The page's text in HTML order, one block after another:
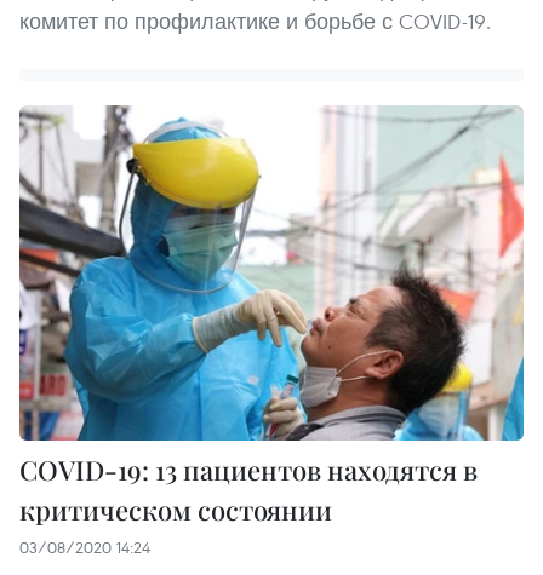
комитет по профилактике и борьбе с COVID-19.
COVID-19: 13 пациентов находятся в
критическом состоянии
03/08/2020 14:24